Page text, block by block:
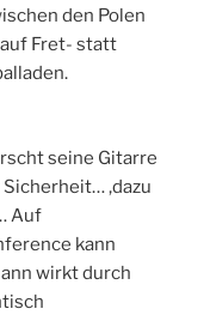
den Polen
Fret- statt
seine Gitarre
,dazu
Auf
kann
wirkt durch